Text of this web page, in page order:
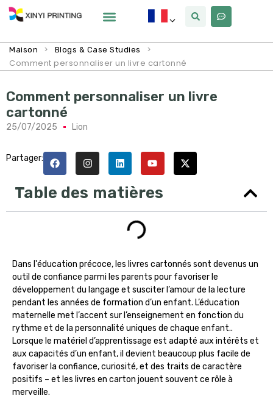
Maison > Blogs & Case Studies
>
Comment personnaliser un livre cartonné
Comment personnaliser un livre
cartonné
25/07/2025 Lion
Partager:
Table des matières
Dans l'éducation précoce, les livres cartonnés sont devenus un
outil de confiance parmi les parents pour favoriser le
développement du langage et susciter l’amour de la lecture
pendant les années de formation d’un enfant. L’éducation
maternelle met l’accent sur l’enseignement en fonction du
rythme et de la personnalité uniques de chaque enfant..
Lorsque le matériel d’apprentissage est adapté aux intérêts et
aux capacités d’un enfant, il devient beaucoup plus facile de
favoriser la confiance, curiosité, et des traits de caractère
positifs – et les livres en carton jouent souvent ce rôle à
merveille.